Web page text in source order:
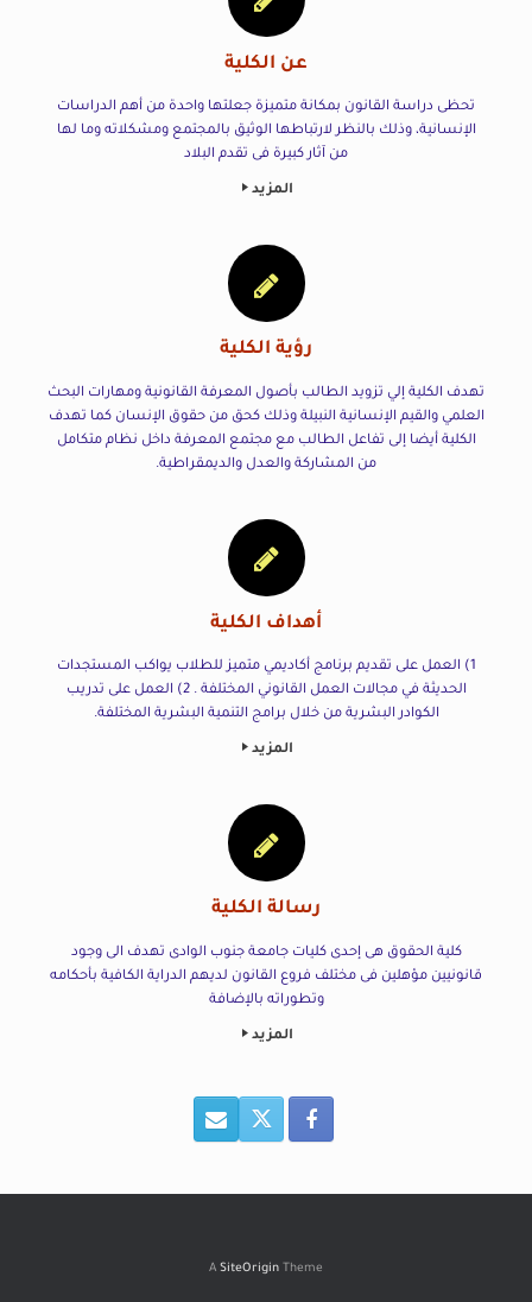
رسالة الكلية
كلية الحقوق هى إحدى كليات جامعة جنوب الوادى تهدف الى وجود
قانونيين مؤهلين فى مختلف فروع القانون لديهم الدراية الكافية بأحكامه
وتطوراته بالإضافة
المزيد
أهداف الكلية
1) العمل على تقديم برنامج أكاديمي متميز للطلاب يواكب المستجدات
الحديثة في مجالات العمل القانوني المختلفة . 2) العمل على تدريب
الكوادر البشرية من خلال برامج التنمية البشرية المختلفة.
المزيد
رؤية الكلية
تهدف الكلية إلي تزويد الطالب بأصول المعرفة القانونية ومهارات البحث
العلمي والقيم الإنسانية النبيلة وذلك كحق من حقوق الإنسان كما تهدف
الكلية أيضا إلى تفاعل الطالب مع مجتمع المعرفة داخل نظام متكامل
من المشاركة والعدل والديمقراطية.
عن الكلية
تحظى دراسة القانون بمكانة متميزة جعلتها واحدة من أهم الدراسات
الإنسانية، وذلك بالنظر لارتباطها الوثيق بالمجتمع ومشكلاته وما لها
من آثار كبيرة فى تقدم البلاد
المزيد
A SiteOrigin Theme